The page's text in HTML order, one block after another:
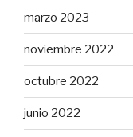
marzo 2023
noviembre 2022
octubre 2022
junio 2022